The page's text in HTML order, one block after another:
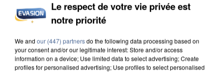
L’UN DES FONDATEURS SUPPOSÉS DE LA DZ
MAFIA INTERPELLÉ EN ALGÉRIE
Le respect de votre vie privée est
notre priorité
We and our (447) partnersdo the following data processing based on
your consent and/or our legitimate interest: Store and/or access
information on a device; Use limited data to select advertising; Create
profiles for personalised advertising; Use profiles to select personalised